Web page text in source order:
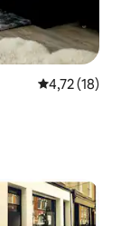
4,72 av 5 i
4,72 (18)